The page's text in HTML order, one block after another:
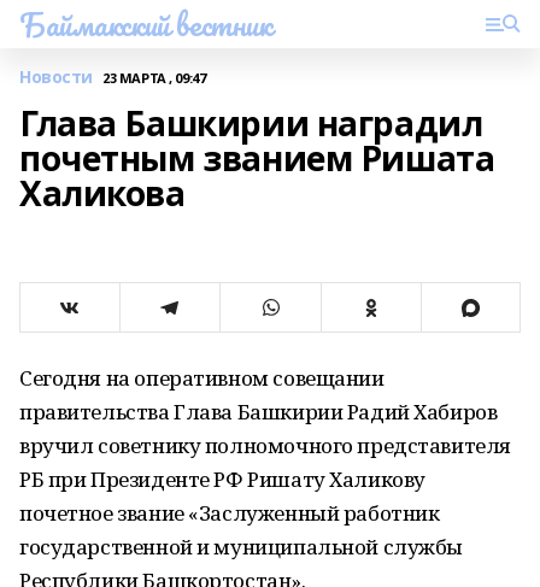
Баймакский вестник
Новости 23 МАРТА , 09:47
Глава Башкирии наградил
почетным званием Ришата
Халикова
Сегодня на оперативном совещании
правительства Глава Башкирии Радий Хабиров
вручил советнику полномочного представителя
РБ при Президенте РФ Ришату Халикову
почетное звание «Заслуженный работник
государственной и муниципальной службы
Республики Башкортостан».